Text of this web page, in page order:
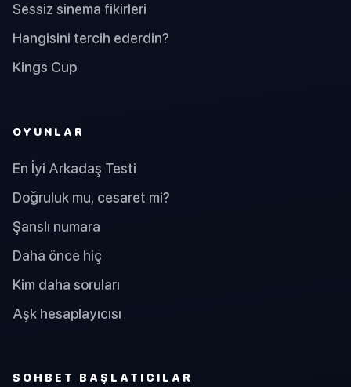
Sessiz sinema fikirleri
Hangisini tercih ederdin?
Kings Cup
OYUNLAR
En İyi Arkadaş Testi
Doğruluk mu, cesaret mi?
Şanslı numara
Daha önce hiç
Kim daha soruları
Aşk hesaplayıcısı
SOHBET BAŞLATICILAR